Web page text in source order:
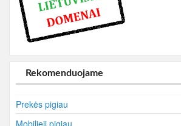
Rekomenduojame
Prekės pigiau
Mobilieji pigiau